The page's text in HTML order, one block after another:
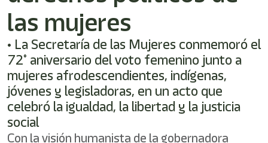
lector
pantalla
para
ayudarle
navegar
interactuar
con
contenido.
las mujeres
• La Secretaría de las Mujeres conmemoró el
72° aniversario del voto femenino junto a
mujeres afrodescendientes, indígenas,
jóvenes y legisladoras, en un acto que
celebró la igualdad, la libertad y la justicia
social
Con la visión humanista de la gobernadora